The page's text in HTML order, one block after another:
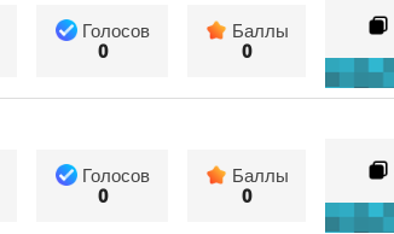
Голосов
0
Баллы
0
Голосов
0
Баллы
0